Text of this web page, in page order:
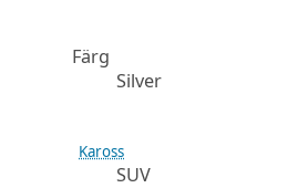
Färg
Silver
Kaross
SUV